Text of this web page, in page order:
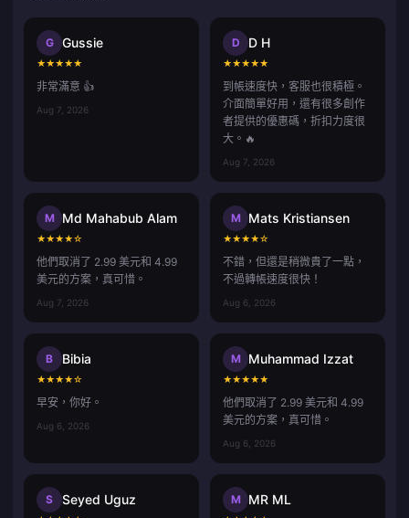
G Gussie
★★★★★
非常滿意 👍
Aug 7, 2026
D D H
★★★★★
到帳速度快，客服也很積極。
介面簡單好用，還有很多創作
者提供的優惠碼，折扣力度很
大。🔥
Aug 7, 2026
M Md Mahabub Alam
★★★★☆
他們取消了 2.99 美元和 4.99
美元的方案，真可惜。
Aug 7, 2026
M Mats Kristiansen
★★★★☆
不錯，但還是稍微貴了一點，
不過轉帳速度很快！
Aug 6, 2026
B Bibia
★★★★☆
早安，你好。
Aug 6, 2026
M Muhammad Izzat
★★★★★
他們取消了 2.99 美元和 4.99
美元的方案，真可惜。
Aug 6, 2026
S Seyed Uguz M MR ML